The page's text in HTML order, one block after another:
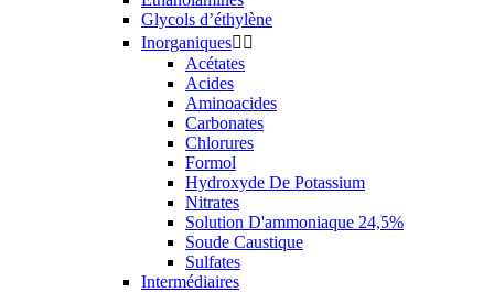
Glycols d’éthylène
Inorganiques 
Acétates
Acides
Aminoacides
Carbonates
Chlorures
Formol
Hydroxyde De Potassium
Nitrates
Solution D'ammoniaque 24,5%
Soude Caustique
Sulfates
Intermédiaires